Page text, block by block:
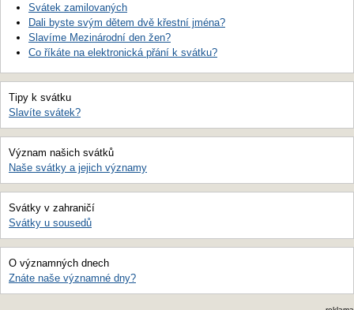
Svátek zamilovaných
Dali byste svým dětem dvě křestní jména?
Slavíme Mezinárodní den žen?
Co říkáte na elektronická přání k svátku?
Tipy k svátku
Slavíte svátek?
Význam našich svátků
Naše svátky a jejich významy
Svátky v zahraničí
Svátky u sousedů
O významných dnech
Znáte naše významné dny?